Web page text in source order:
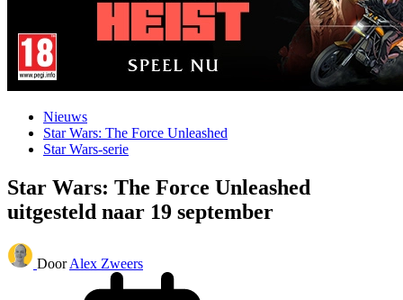
Nieuws
Star Wars: The Force Unleashed
Star Wars-serie
Star Wars: The Force Unleashed
uitgesteld naar 19 september
Door Alex Zweers